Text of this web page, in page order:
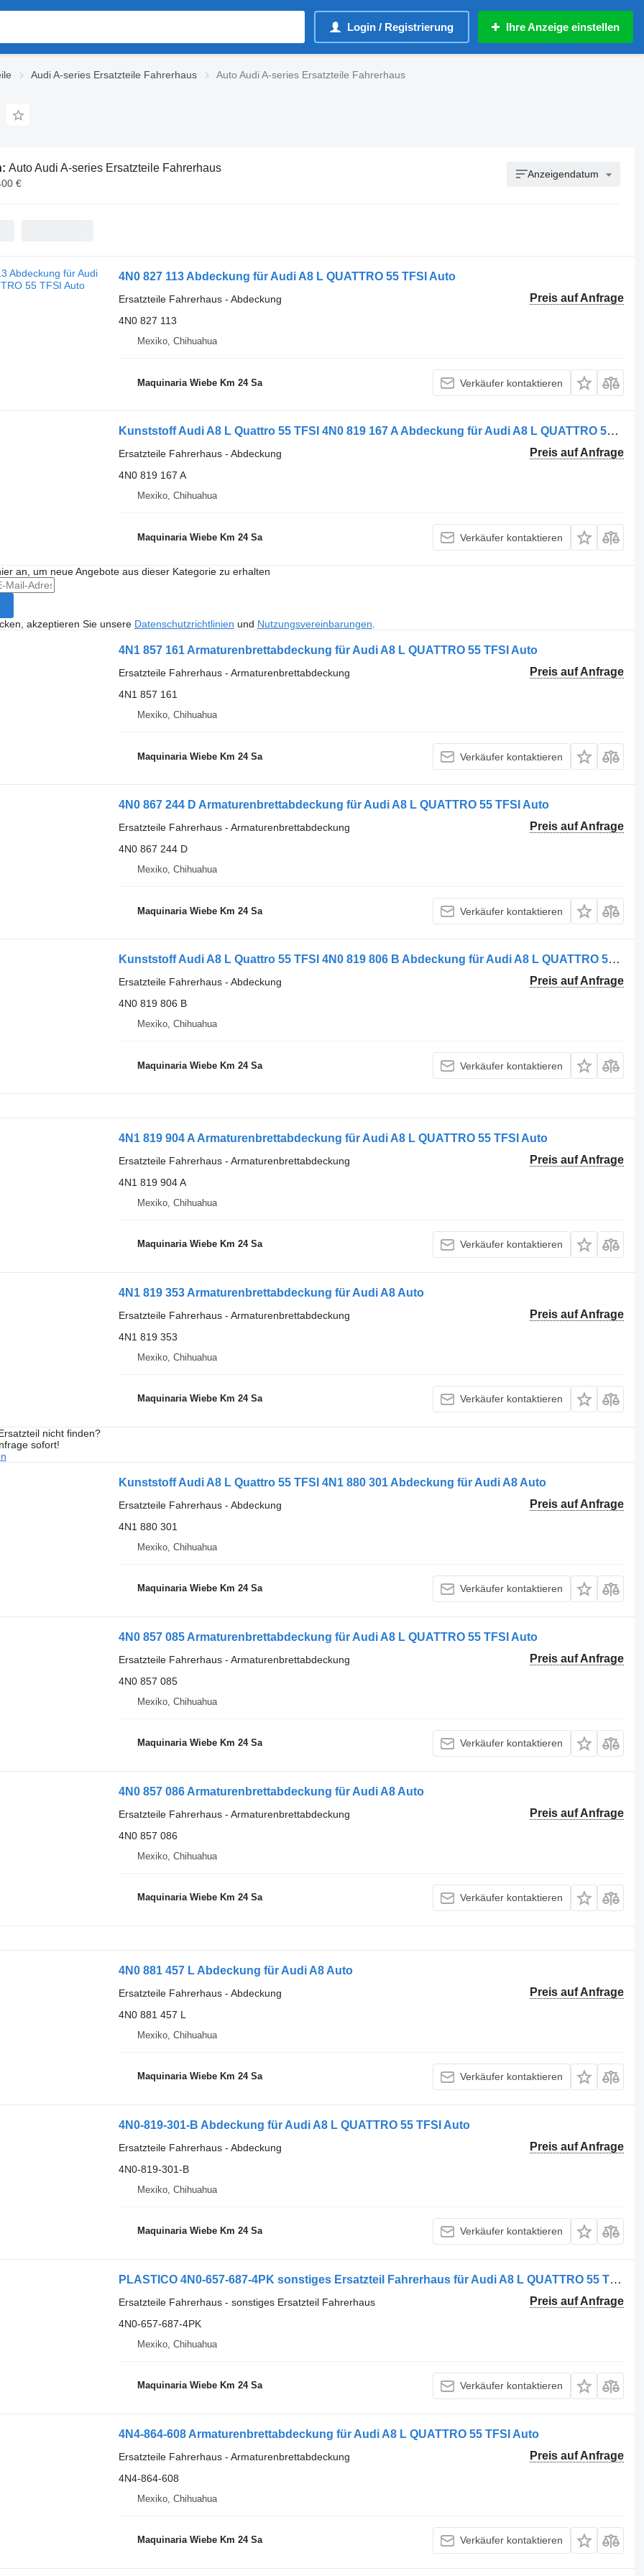
Login / Registrierung Ihre Anzeige einstellen
Audi A-series Ersatzteile Fahrerhaus Auto Audi A-series Ersatzteile Fahrerhaus
Auto Audi A-series Ersatzteile Fahrerhaus
€
Anzeigendatum
4N0 827 113 Abdeckung für Audi A8 L QUATTRO 55 TFSI Auto
Preis auf Anfrage
Ersatzteile Fahrerhaus - Abdeckung
4N0 827 113
Mexiko, Chihuahua
Maquinaria Wiebe Km 24 Sa Verkäufer kontaktieren
Kunststoff Audi A8 L Quattro 55 TFSI 4N0 819 167 A Abdeckung für Audi A8 L QUATTRO 55 TFSI Auto
Preis auf Anfrage
Ersatzteile Fahrerhaus - Abdeckung
4N0 819 167 A
Mexiko, Chihuahua
Maquinaria Wiebe Km 24 Sa Verkäufer kontaktieren
an, um neue Angebote aus dieser Kategorie zu erhalten
akzeptieren Sie unsere Datenschutzrichtlinien und Nutzungsvereinbarungen
4N1 857 161 Armaturenbrettabdeckung für Audi A8 L QUATTRO 55 TFSI Auto
Preis auf Anfrage
Ersatzteile Fahrerhaus - Armaturenbrettabdeckung
4N1 857 161
Mexiko, Chihuahua
Maquinaria Wiebe Km 24 Sa Verkäufer kontaktieren
4N0 867 244 D Armaturenbrettabdeckung für Audi A8 L QUATTRO 55 TFSI Auto
Preis auf Anfrage
Ersatzteile Fahrerhaus - Armaturenbrettabdeckung
4N0 867 244 D
Mexiko, Chihuahua
Maquinaria Wiebe Km 24 Sa Verkäufer kontaktieren
Kunststoff Audi A8 L Quattro 55 TFSI 4N0 819 806 B Abdeckung für Audi A8 L QUATTRO 55 TFSI Auto
Preis auf Anfrage
Ersatzteile Fahrerhaus - Abdeckung
4N0 819 806 B
Mexiko, Chihuahua
Maquinaria Wiebe Km 24 Sa Verkäufer kontaktieren
4N1 819 904 A Armaturenbrettabdeckung für Audi A8 L QUATTRO 55 TFSI Auto
Preis auf Anfrage
Ersatzteile Fahrerhaus - Armaturenbrettabdeckung
4N1 819 904 A
Mexiko, Chihuahua
Maquinaria Wiebe Km 24 Sa Verkäufer kontaktieren
4N1 819 353 Armaturenbrettabdeckung für Audi A8 Auto
Preis auf Anfrage
Ersatzteile Fahrerhaus - Armaturenbrettabdeckung
4N1 819 353
Mexiko, Chihuahua
Maquinaria Wiebe Km 24 Sa Verkäufer kontaktieren
nicht finden?
sofort!
Kunststoff Audi A8 L Quattro 55 TFSI 4N1 880 301 Abdeckung für Audi A8 Auto
Preis auf Anfrage
Ersatzteile Fahrerhaus - Abdeckung
4N1 880 301
Mexiko, Chihuahua
Maquinaria Wiebe Km 24 Sa Verkäufer kontaktieren
4N0 857 085 Armaturenbrettabdeckung für Audi A8 L QUATTRO 55 TFSI Auto
Preis auf Anfrage
Ersatzteile Fahrerhaus - Armaturenbrettabdeckung
4N0 857 085
Mexiko, Chihuahua
Maquinaria Wiebe Km 24 Sa Verkäufer kontaktieren
4N0 857 086 Armaturenbrettabdeckung für Audi A8 Auto
Preis auf Anfrage
Ersatzteile Fahrerhaus - Armaturenbrettabdeckung
4N0 857 086
Mexiko, Chihuahua
Maquinaria Wiebe Km 24 Sa Verkäufer kontaktieren
4N0 881 457 L Abdeckung für Audi A8 Auto
Preis auf Anfrage
Ersatzteile Fahrerhaus - Abdeckung
4N0 881 457 L
Mexiko, Chihuahua
Maquinaria Wiebe Km 24 Sa Verkäufer kontaktieren
4N0-819-301-B Abdeckung für Audi A8 L QUATTRO 55 TFSI Auto
Preis auf Anfrage
Ersatzteile Fahrerhaus - Abdeckung
4N0-819-301-B
Mexiko, Chihuahua
Maquinaria Wiebe Km 24 Sa Verkäufer kontaktieren
PLASTICO 4N0-657-687-4PK sonstiges Ersatzteil Fahrerhaus für Audi A8 L QUATTRO 55 TFSI Auto
Preis auf Anfrage
Ersatzteile Fahrerhaus - sonstiges Ersatzteil Fahrerhaus
4N0-657-687-4PK
Mexiko, Chihuahua
Maquinaria Wiebe Km 24 Sa Verkäufer kontaktieren
4N4-864-608 Armaturenbrettabdeckung für Audi A8 L QUATTRO 55 TFSI Auto
Preis auf Anfrage
Ersatzteile Fahrerhaus - Armaturenbrettabdeckung
4N4-864-608
Mexiko, Chihuahua
Maquinaria Wiebe Km 24 Sa Verkäufer kontaktieren